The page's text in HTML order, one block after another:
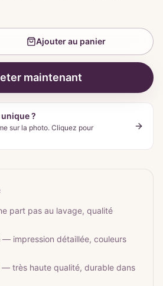
Ajouter au panier
maintenant
?
sur la photo. Cliquez pour
part pas au lavage, qualité
— impression détaillée, couleurs
— très haute qualité, durable dans